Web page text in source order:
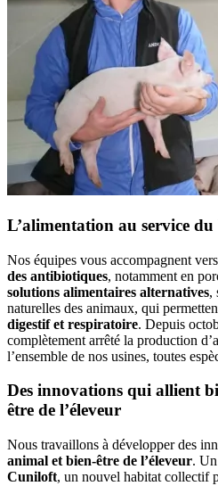
L’alimentation au service
Nos équipes vous accompagnent vers
des antibiotiques, notamment en
solutions alimentaires alternatives,
naturelles des animaux, qui
digestif et respiratoire. Depuis
complètement arrêté la production
l’ensemble de nos usines, toutes
Des innovations qui allient
être de l’éleveur
Nous travaillons à développer des
animal et bien-être de l’éleveur.
Cuniloft, un nouvel habitat collectif